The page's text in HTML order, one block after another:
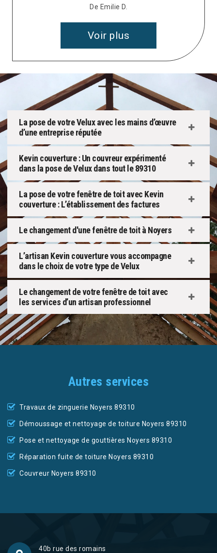
De Emilie D.
Voir plus
La pose de votre Velux avec les mains d’œuvre
d’une entreprise réputée
Kevin couverture : Un couvreur expérimenté
dans la pose de Velux dans tout le 89310
La pose de votre fenêtre de toit avec Kevin
couverture : L’établissement des factures
Le changement d'une fenêtre de toit à Noyers
L’artisan Kevin couverture vous accompagne
dans le choix de votre type de Velux
Le changement de votre fenêtre de toit avec
les services d’un artisan professionnel
Autres services
Travaux de zinguerie Noyers 89310
Démoussage et nettoyage de toiture Noyers 89310
Pose et nettoyage de gouttières Noyers 89310
Réparation fuite de toiture Noyers 89310
Couvreur Noyers 89310
40b rue des romains